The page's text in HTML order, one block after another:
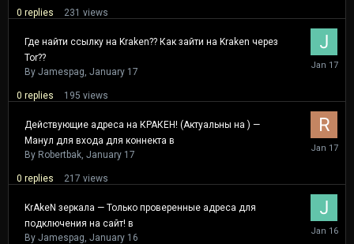
0 replies 231 views
Где найти ссылку на Kraken?? Как зайти на Kraken через
Tor??
By Jamespag January 17
0 replies 195 views
January
17
Действующие адреса на КРАКЕН! (Актуальны на ) —
Манул для входа для коннекта в
By Robertbak January 17
0 replies 217 views
January
17
KrAkeN зеркала — Только проверенные адреса для
подключения на сайт! в
By Jamespag January 16
January
16